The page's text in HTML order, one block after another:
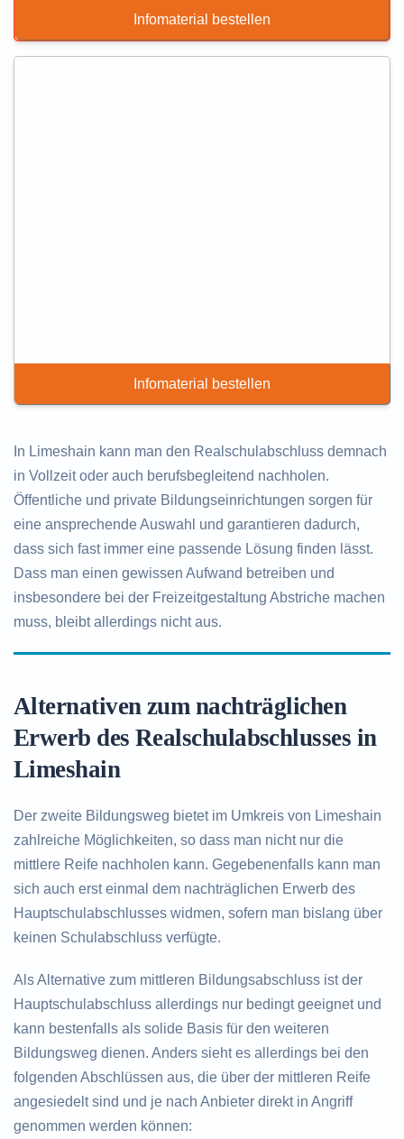
Infomaterial bestellen
Infomaterial bestellen
In Limeshain kann man den Realschulabschluss demnach
in Vollzeit oder auch berufsbegleitend nachholen.
Öffentliche und private Bildungseinrichtungen sorgen für
eine ansprechende Auswahl und garantieren dadurch,
dass sich fast immer eine passende Lösung finden lässt.
Dass man einen gewissen Aufwand betreiben und
insbesondere bei der Freizeitgestaltung Abstriche machen
muss, bleibt allerdings nicht aus.
Alternativen zum nachträglichen
Erwerb des Realschulabschlusses in
Limeshain
Der zweite Bildungsweg bietet im Umkreis von Limeshain
zahlreiche Möglichkeiten, so dass man nicht nur die
mittlere Reife nachholen kann. Gegebenenfalls kann man
sich auch erst einmal dem nachträglichen Erwerb des
Hauptschulabschlusses widmen, sofern man bislang über
keinen Schulabschluss verfügte.
Als Alternative zum mittleren Bildungsabschluss ist der
Hauptschulabschluss allerdings nur bedingt geeignet und
kann bestenfalls als solide Basis für den weiteren
Bildungsweg dienen. Anders sieht es allerdings bei den
folgenden Abschlüssen aus, die über der mittleren Reife
angesiedelt sind und je nach Anbieter direkt in Angriff
genommen werden können: